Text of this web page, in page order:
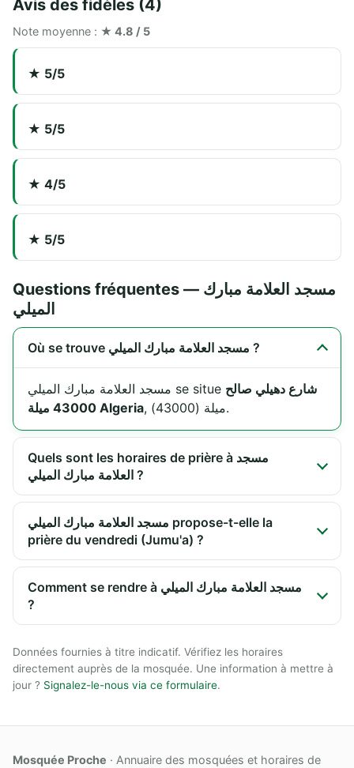
Avis des fidèles (4)
Note moyenne : ★ 4.8 / 5
★ 5/5
★ 5/5
★ 4/5
★ 5/5
Questions fréquentes — مسجد العلامة مبارك
الميلي
Où se trouve مسجد العلامة مبارك الميلي ?
مسجد العلامة مبارك الميلي se situe شارع دهيلي صالح
43000 ميلة Algeria
, ميلة (43000).
Quels sont les horaires de prière à مسجد
العلامة مبارك الميلي ?
مسجد العلامة مبارك الميلي propose-t-elle la
prière du vendredi (Jumu'a) ?
Comment se rendre à مسجد العلامة مبارك الميلي
?
Données fournies à titre indicatif. Vérifiez les horaires
directement auprès de la mosquée. Une information à mettre à
jour ? Signalez-le-nous via ce formulaire.
Mosquée Proche · Annuaire des mosquées et horaires de